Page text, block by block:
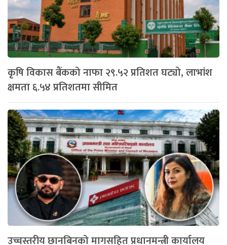
कृषि विकास बैंकको नाफा २९.५२ प्रतिशत घट्यो, लाभांश
क्षमता ६.५४ प्रतिशतमा सीमित
उच्चस्तरीय छानबिनको मागसहित प्रधानमन्त्री कार्यालय